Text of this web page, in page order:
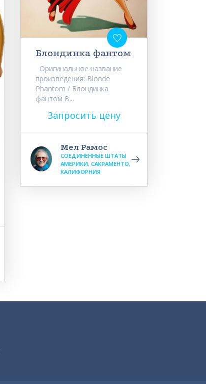
Блондинка фантом
Оригинальное название
произведения: Blonde
Phantom / Блондинка
фантом В...
Запросить цену
Мел Рамос
СОЕДИНЕННЫЕ ШТАТЫ
АМЕРИКИ, САКРАМЕНТО,
КАЛИФОРНИЯ